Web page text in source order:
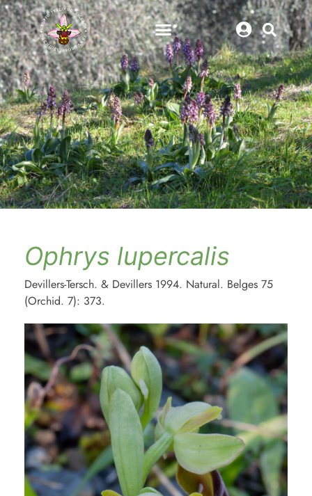
Ophrys lupercalis
Devillers-Tersch. & Devillers 1994. Natural. Belges 75
(Orchid. 7): 373.